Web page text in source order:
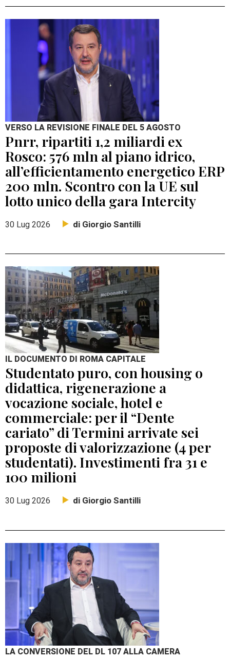
VERSO LA REVISIONE FINALE DEL 5 AGOSTO
Pnrr, ripartiti 1,2 miliardi ex
Rosco: 576 mln al piano idrico,
all’efficientamento energetico ERP
200 mln. Scontro con la UE sul
lotto unico della gara Intercity
30 Lug 2026 di Giorgio Santilli
IL DOCUMENTO DI ROMA CAPITALE
Studentato puro, con housing o
didattica, rigenerazione a
vocazione sociale, hotel e
commerciale: per il “Dente
cariato” di Termini arrivate sei
proposte di valorizzazione (4 per
studentati). Investimenti fra 31 e
100 milioni
30 Lug 2026 di Giorgio Santilli
LA CONVERSIONE DEL DL 107 ALLA CAMERA